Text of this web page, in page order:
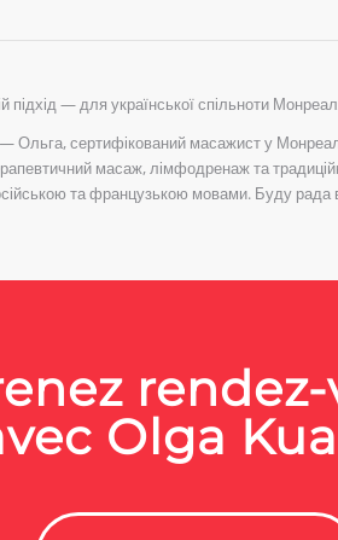
підхід — для української спільноти
Ольга, сертифікований масажист у
масаж, лімфодренаж та
та французькою мовами. Буду рада
Olga